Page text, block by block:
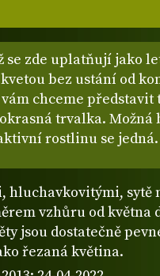
se zde uplatňují jako
bez ustání od
chceme představit
trvalka. Možná
rostlinu se jedná.
hluchavkovitými, sytě
vzhůru od května
jsou dostatečně
řezaná květina.